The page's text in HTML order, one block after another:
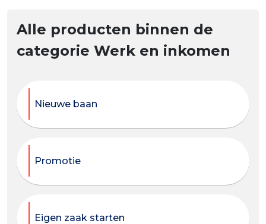
Alle producten binnen de
categorie Werk en inkomen
Nieuwe baan
Promotie
Eigen zaak starten